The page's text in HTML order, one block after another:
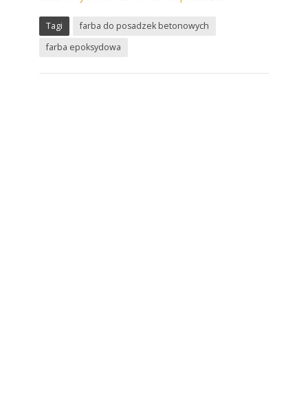
Tagi
farba do posadzek betonowych
farba epoksydowa